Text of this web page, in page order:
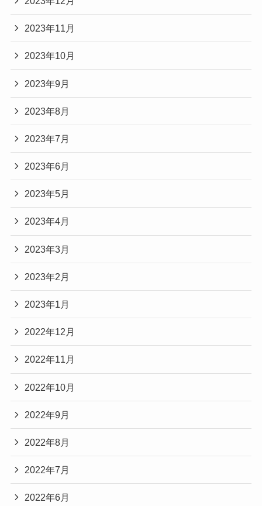
2023年11月
2023年10月
2023年9月
2023年8月
2023年7月
2023年6月
2023年5月
2023年4月
2023年3月
2023年2月
2023年1月
2022年12月
2022年11月
2022年10月
2022年9月
2022年8月
2022年7月
2022年6月